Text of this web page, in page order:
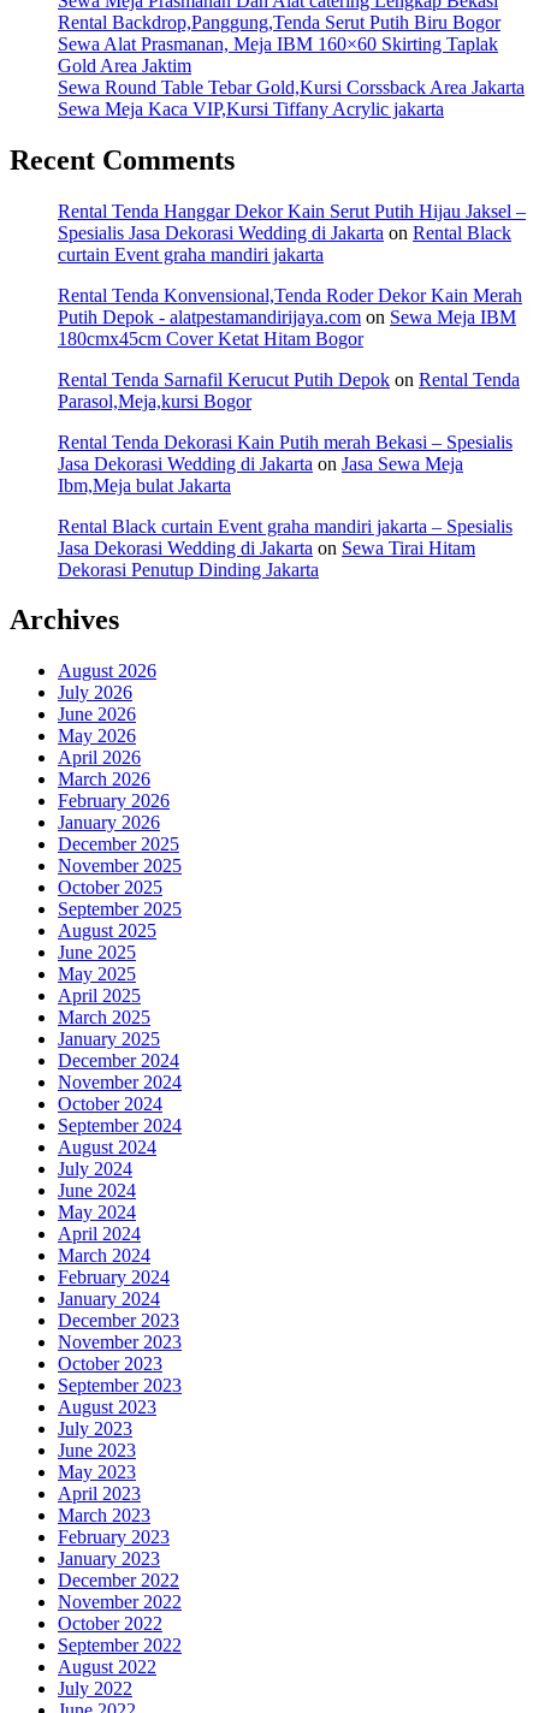
Rental Backdrop,Panggung,Tenda Serut Putih Biru Bogor
Sewa Alat Prasmanan, Meja IBM 160×60 Skirting Taplak
Gold Area Jaktim
Sewa Round Table Tebar Gold,Kursi Corssback Area Jakarta
Sewa Meja Kaca VIP,Kursi Tiffany Acrylic jakarta
Recent Comments
Rental Tenda Hanggar Dekor Kain Serut Putih Hijau Jaksel –
Spesialis Jasa Dekorasi Wedding di Jakarta on Rental Black
curtain Event graha mandiri jakarta
Rental Tenda Konvensional,Tenda Roder Dekor Kain Merah
Putih Depok - alatpestamandirijaya.com on Sewa Meja IBM
180cmx45cm Cover Ketat Hitam Bogor
Rental Tenda Sarnafil Kerucut Putih Depok on Rental Tenda
Parasol,Meja,kursi Bogor
Rental Tenda Dekorasi Kain Putih merah Bekasi – Spesialis
Jasa Dekorasi Wedding di Jakarta on Jasa Sewa Meja
Ibm,Meja bulat Jakarta
Rental Black curtain Event graha mandiri jakarta – Spesialis
Jasa Dekorasi Wedding di Jakarta on Sewa Tirai Hitam
Dekorasi Penutup Dinding Jakarta
Archives
August 2026
July 2026
June 2026
May 2026
April 2026
March 2026
February 2026
January 2026
December 2025
November 2025
October 2025
September 2025
August 2025
June 2025
May 2025
April 2025
March 2025
January 2025
December 2024
November 2024
October 2024
September 2024
August 2024
July 2024
June 2024
May 2024
April 2024
March 2024
February 2024
January 2024
December 2023
November 2023
October 2023
September 2023
August 2023
July 2023
June 2023
May 2023
April 2023
March 2023
February 2023
January 2023
December 2022
November 2022
October 2022
September 2022
August 2022
July 2022